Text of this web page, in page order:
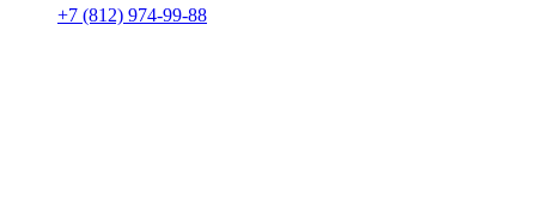
+7 (812) 974-99-88